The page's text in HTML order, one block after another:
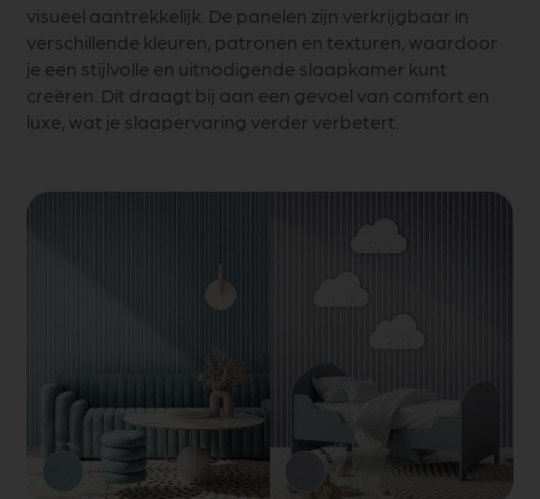
visueel aantrekkelijk. De panelen zijn verkrijgbaar in
verschillende kleuren, patronen en texturen, waardoor
je een stijlvolle en uitnodigende slaapkamer kunt
creëren. Dit draagt bij aan een gevoel van comfort en
luxe, wat je slaapervaring verder verbetert.